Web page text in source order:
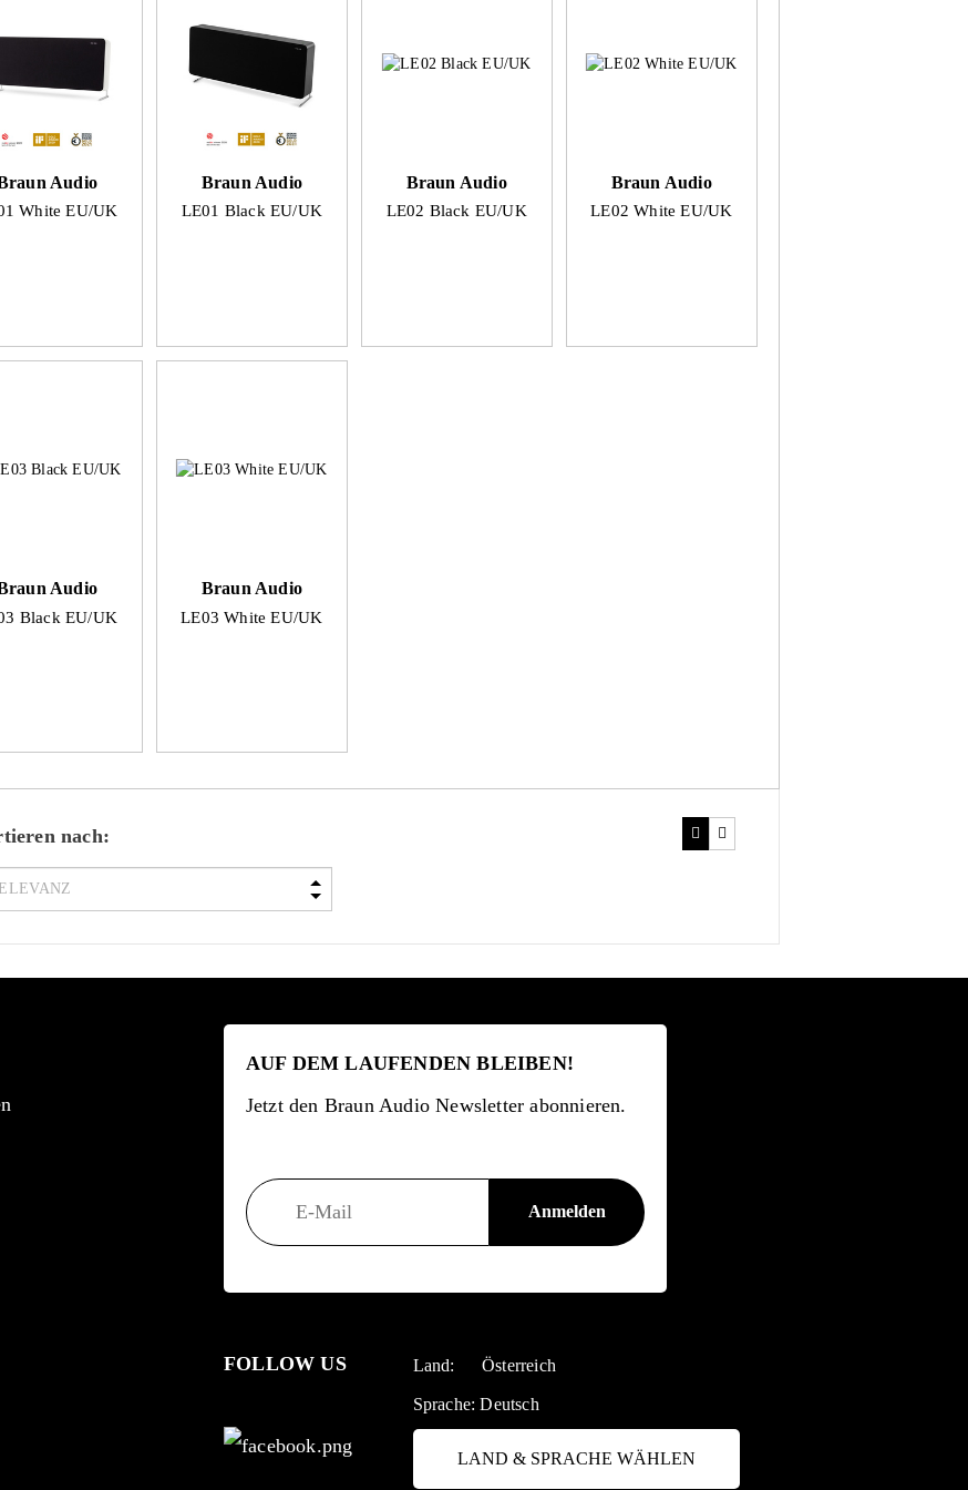
Audio
White EU/UK
Braun Audio
LE01 Black EU/UK
Braun Audio
LE02 Black EU/UK
Braun Audio
LE02 White EU/UK
Audio
Black EU/UK
Braun Audio
LE03 White EU/UK
nach:
AUF DEM LAUFENDEN BLEIBEN!
Jetzt den Braun Audio Newsletter abonnieren.
FOLLOW US Land: Österreich
Sprache:Deutsch
LAND & SPRACHE WÄHLEN